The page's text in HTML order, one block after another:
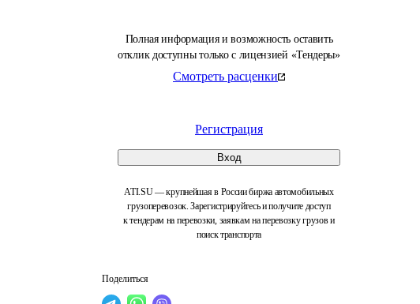
Полная информация и возможность оставить
отклик доступны только с лицензией «Тендеры»
Смотреть расценки
Регистрация
Вход
ATI.SU — крупнейшая в России биржа автомобильных
грузоперевозок. Зарегистрируйтесь и получите доступ
к тендерам на перевозки, заявкам на перевозку грузов и
поиск транспорта
Поделиться